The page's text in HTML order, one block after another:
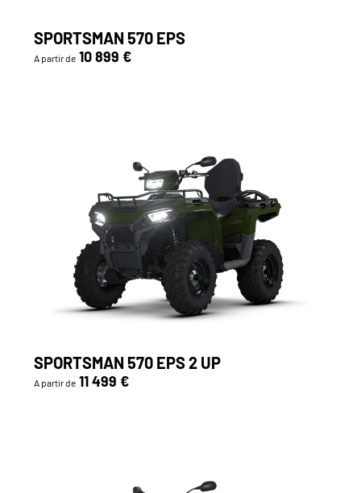
SPORTSMAN 570 EPS
A partir de 10 899 €
SPORTSMAN 570 EPS 2 UP
A partir de 11 499 €